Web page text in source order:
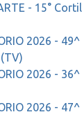
- 15°
2026 -
2026 -
2026 -